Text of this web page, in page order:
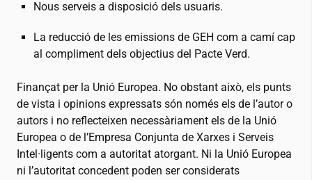
Nous serveis a disposició dels usuaris.
La reducció de les emissions de GEH com a camí cap
al compliment dels objectius del Pacte Verd.
Finançat per la Unió Europea. No obstant això, els punts
de vista i opinions expressats són només els de l’autor o
autors i no reflecteixen necessàriament els de la Unió
Europea o de l’Empresa Conjunta de Xarxes i Serveis
Intel·ligents com a autoritat atorgant. Ni la Unió Europea
ni l’autoritat concedent poden ser considerats